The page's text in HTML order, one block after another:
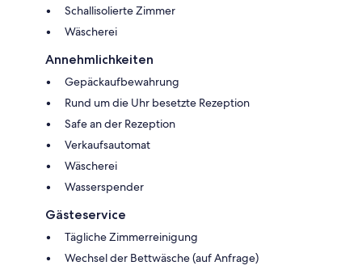
Schallisolierte Zimmer
Wäscherei
Annehmlichkeiten
Gepäckaufbewahrung
Rund um die Uhr besetzte Rezeption
Safe an der Rezeption
Verkaufsautomat
Wäscherei
Wasserspender
Gästeservice
Tägliche Zimmerreinigung
Wechsel der Bettwäsche (auf Anfrage)